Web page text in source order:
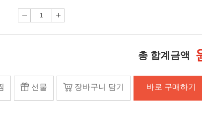
총 합계금액
선물 장바구니 담기 바로 구매하기